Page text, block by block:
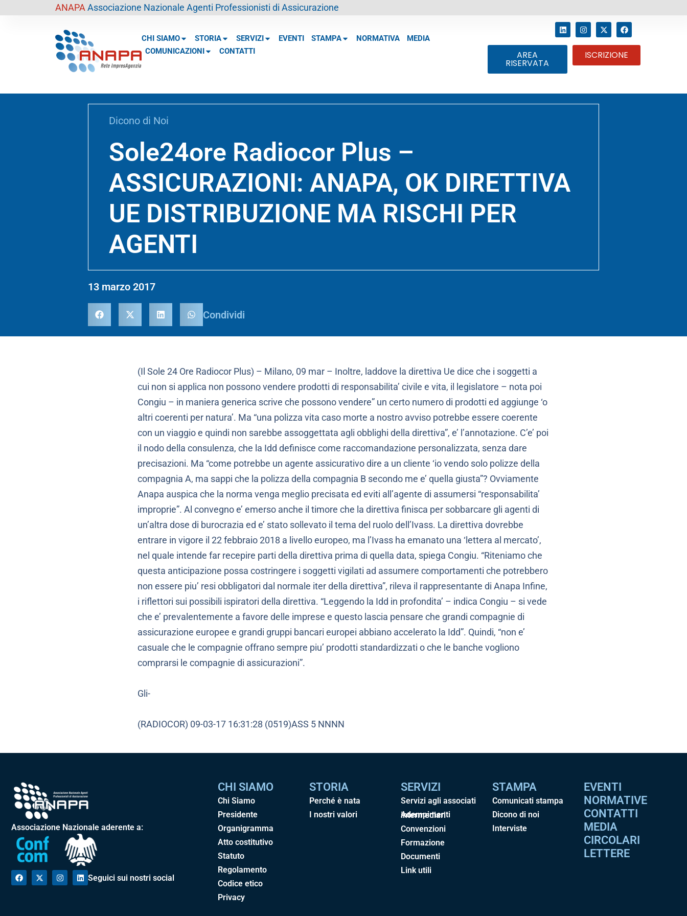
ANAPA Associazione Nazionale Agenti Professionisti di Assicurazione
CHI SIAMO STORIA SERVIZI EVENTI STAMPA NORMATIVA
MEDIA
COMUNICAZIONI
CONTATTI AREA
RISERVATA
ISCRIZIONE
Dicono di Noi
Sole24ore Radiocor Plus –
ASSICURAZIONI: ANAPA, OK DIRETTIVA
UE DISTRIBUZIONE MA RISCHI PER
AGENTI
13 marzo 2017
Condividi
(Il Sole 24 Ore Radiocor Plus) – Milano, 09 mar – Inoltre, laddove la direttiva Ue dice che i soggetti a
cui non si applica non possono vendere prodotti di responsabilita’ civile e vita, il legislatore – nota poi
Congiu – in maniera generica scrive che possono vendere” un certo numero di prodotti ed aggiunge ‘o
altri coerenti per natura’. Ma “una polizza vita caso morte a nostro avviso potrebbe essere coerente
con un viaggio e quindi non sarebbe assoggettata agli obblighi della direttiva”, e’ l’annotazione. C’e’ poi
il nodo della consulenza, che la Idd definisce come raccomandazione personalizzata, senza dare
precisazioni. Ma “come potrebbe un agente assicurativo dire a un cliente ‘io vendo solo polizze della
compagnia A, ma sappi che la polizza della compagnia B secondo me e’ quella giusta”? Ovviamente
Anapa auspica che la norma venga meglio precisata ed eviti all’agente di assumersi “responsabilita’
improprie”. Al convegno e’ emerso anche il timore che la direttiva finisca per sobbarcare gli agenti di
un’altra dose di burocrazia ed e’ stato sollevato il tema del ruolo dell’Ivass. La direttiva dovrebbe
entrare in vigore il 22 febbraio 2018 a livello europeo, ma l’Ivass ha emanato una ‘lettera al mercato’,
nel quale intende far recepire parti della direttiva prima di quella data, spiega Congiu. “Riteniamo che
questa anticipazione possa costringere i soggetti vigilati ad assumere comportamenti che potrebbero
non essere piu’ resi obbligatori dal normale iter della direttiva”, rileva il rappresentante di Anapa Infine,
i riflettori sui possibili ispiratori della direttiva. “Leggendo la Idd in profondita’ – indica Congiu – si vede
che e’ prevalentemente a favore delle imprese e questo lascia pensare che grandi compagnie di
assicurazione europee e grandi gruppi bancari europei abbiano accelerato la Idd”. Quindi, “non e’
casuale che le compagnie offrano sempre piu’ prodotti standardizzati o che le banche vogliono
comprarsi le compagnie di assicurazioni”.
Gli-
(RADIOCOR) 09-03-17 16:31:28 (0519)ASS 5 NNNN
Associazione Nazionale aderente a:
Seguici sui nostri social
CHI SIAMO
Chi Siamo
Presidente
Organigramma
Atto costitutivo
Statuto
Regolamento
Codice etico
Privacy
STORIA
Perché è nata
I nostri valori
SERVIZI
Servizi agli associati
Adempimenti intermediari
Convenzioni
Formazione
Documenti
Link utili
STAMPA
Comunicati stampa
Dicono di noi
Interviste
EVENTI
NORMATIVE
CONTATTI
MEDIA
CIRCOLARI
LETTERE